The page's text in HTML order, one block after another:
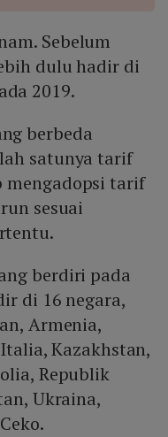
Sebelum
dulu hadir di
2019.
berbeda
satunya tarif
mengadopsi tarif
sesuai
berdiri pada
di 16 negara,
Armenia,
Kazakhstan,
Republik
Ukraina,